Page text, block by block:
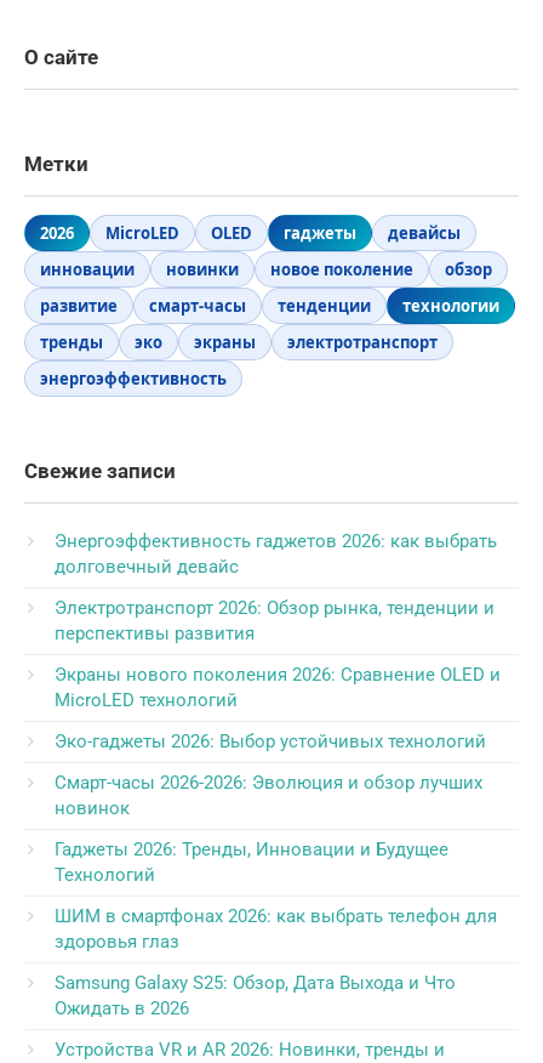
О сайте
Метки
2026 MicroLED OLED гаджеты
девайсы
инновации
новинки новое поколение
обзор
развитие
смарт-часы тенденции
технологии
тренды
эко экраны
электротранспорт
энергоэффективность
Свежие записи
Энергоэффективность гаджетов 2026: как выбрать
долговечный девайс
Электротранспорт 2026: Обзор рынка, тенденции и
перспективы развития
Экраны нового поколения 2026: Сравнение OLED и
MicroLED технологий
Эко-гаджеты 2026: Выбор устойчивых технологий
Смарт-часы 2026-2026: Эволюция и обзор лучших
новинок
Гаджеты 2026: Тренды, Инновации и Будущее
Технологий
ШИМ в смартфонах 2026: как выбрать телефон для
здоровья глаз
Samsung Galaxy S25: Обзор, Дата Выхода и Что
Ожидать в 2026
Устройства VR и AR 2026: Новинки, тренды и